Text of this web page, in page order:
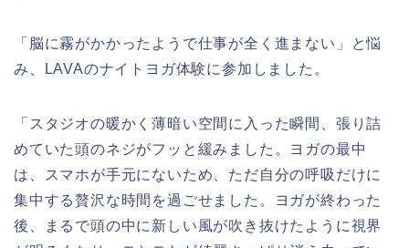
「脳に霧がかかったようで仕事が全く進まない」と悩
み、LAVAのナイトヨガ体験に参加しました。
「スタジオの暖かく薄暗い空間に入った瞬間、張り詰
めていた頭のネジがフッと緩みました。ヨガの最中
は、スマホが手元にないため、ただ自分の呼吸だけに
集中する贅沢な時間を過ごせました。ヨガが終わった
後、まるで頭の中に新しい風が吹き抜けたように視界